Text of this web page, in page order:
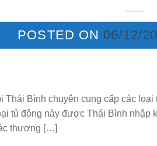
POSTED ON 06/12/
Thái Bình chuyên cung cấp các
tủ đông này được Thái Bình nhập
thương […]